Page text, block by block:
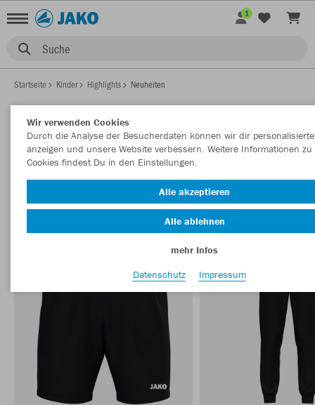
Suche
1
Startseite Kinder Highlights Neuheiten
KINDER NEUHEITEN
Filter anzeigen
Trikots 42 Jacken
Wir verwenden Cookies
Durch die Analyse der Besucherdaten können wir dir
anzeigen und unsere Website verbessern. Weitere Informationen zu
Cookies findest Du in den Einstellungen.
Alle akzeptieren
Alle ablehnen
mehr Infos
Datenschutz
Impressum